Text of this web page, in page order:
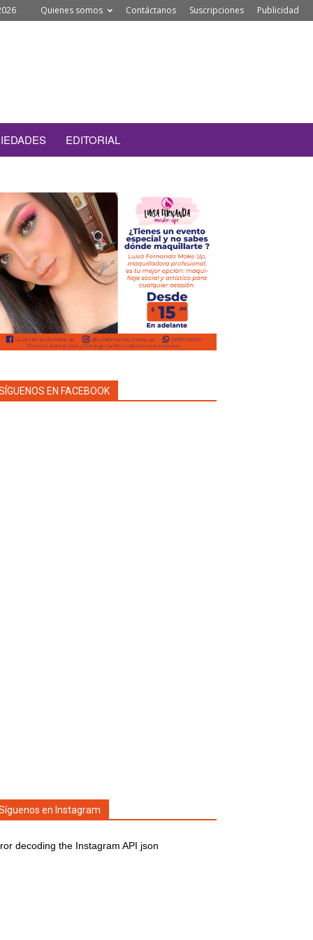
Quienes somos Contáctanos Suscripciones Publicidad
EDITORIAL
EN FACEBOOK
en Instagram
decoding the Instagram API json